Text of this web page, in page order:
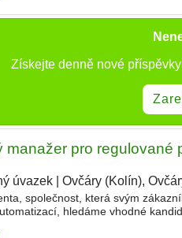
Získejte denně nové
manažer pro regulované
úvazek| Ovčáry (Kolín),
společnost, která svým
hledáme vhodné